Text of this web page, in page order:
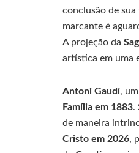
conclusão de
marcante é
A projeção da
artística em uma
Antoni Gaudí,
Família em 1883.
de maneira
Cristo em 2026,